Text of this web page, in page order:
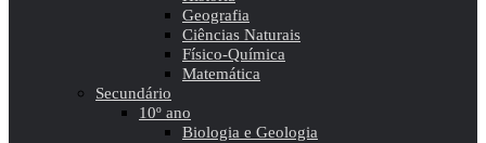
Geografia
Ciências Naturais
Físico-Química
Matemática
Secundário
10º ano
Biologia e Geologia